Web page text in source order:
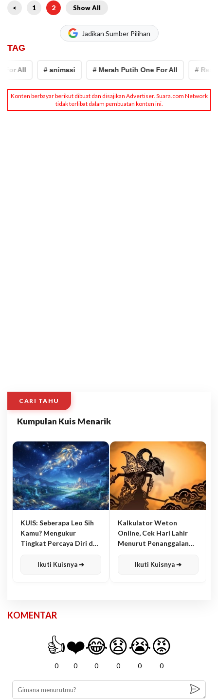
< 1 2 Show All
Jadikan Sumber Pilihan
TAG
All # animasi # Merah Putih One For All #
CARI TAHU
Kumpulan Kuis Menarik
KUIS: Seberapa Leo Sih
Kamu? Mengukur
Tingkat Percaya Diri dan
Ikuti Kuisnya ➔
Kalkulator Weton
Online, Cek Hari Lahir
Menurut Penanggalan
Ikuti Kuisnya ➔
KOMENTAR
👍
0
❤️
0
😂
0
😧
0
😭
0
😡
0